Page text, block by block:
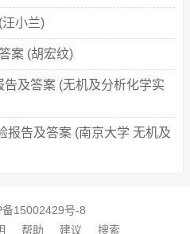
小兰)
案 (胡宏纹)
及答案 (无机及分析化学实
报告及答案 (南京大学 无机及
备15002429号-8
帮助 建议 搜索